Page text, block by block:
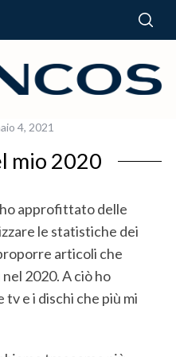
4, 2021
mio 2020
approfittato delle
le statistiche dei
articoli che
2020. A ciò ho
tv e i dischi che più mi